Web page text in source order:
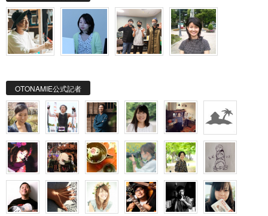
OTONAMIE公式記者